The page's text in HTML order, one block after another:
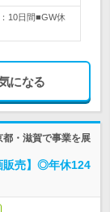
10日間■GW休
になる
・滋賀で事業を展
販売】◎年休124